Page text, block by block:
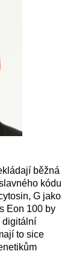
běžná
kódu
G jako
Eon 100 by
digitální
to sice